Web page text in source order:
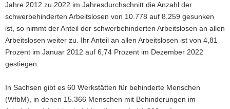
i
f
e
n
d
e
a
v
i
o
n
h
Jahre 2012 zu 2022 im Jahresdurchschnitt die Anzahl der
schwerbehinderten Arbeitslosen von 10.778 auf 8.259 gesunken
ist, so nimmt der Anteil der schwerbehinderten Arbeitslosen an allen
Arbeitslosen weiter zu. Ihr Anteil an allen Arbeitslosen ist von 4,81
Prozent im Januar 2012 auf 6,74 Prozent im Dezember 2022
gestiegen.
In Sachsen gibt es 60 Werkstätten für behinderte Menschen
(WfbM), in denen 15.366 Menschen mit Behinderungen im